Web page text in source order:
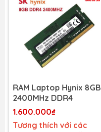
gian bảo hành
RAM Laptop Hynix 8GB
2400MHz DDR4
1.600.000₫
Tương thích với các